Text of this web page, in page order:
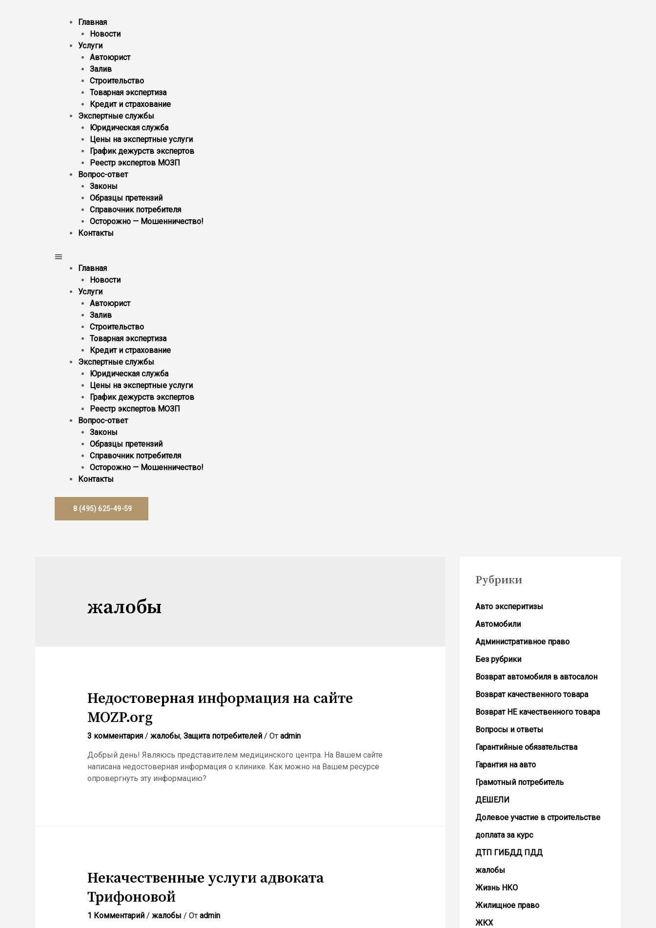
Главная
Новости
Услуги
Автоюрист
Залив
Строительство
Товарная экспертиза
Кредит и страхование
Экспертные службы
Юридическая служба
Цены на экспертные услуги
График дежурств экспертов
Реестр экcпертов МОЗП
Вопрос-ответ
Законы
Образцы претензий
Справочник потребителя
Осторожно — Мошенничество!
Контакты
Главная
Новости
Услуги
Автоюрист
Залив
Строительство
Товарная экспертиза
Кредит и страхование
Экспертные службы
Юридическая служба
Цены на экспертные услуги
График дежурств экспертов
Реестр экcпертов МОЗП
Вопрос-ответ
Законы
Образцы претензий
Справочник потребителя
Осторожно — Мошенничество!
Контакты
8 (495) 625-49-59
жалобы
Недостоверная информация на сайте
MOZP.org
3 комментария / жалобы, Защита потребителей/ От admin
Добрый день! Являюсь представителем медицинского центра. На Вашем сайте
написана недостоверная информация о клинике. Как можно на Вашем ресурсе
опровергнуть эту информацию?
Некачественные услуги адвоката
Трифоновой
1 Комментарий / жалобы / От admin
Рубрики
Авто эксперитизы
Автомобили
Административное право
Без рубрики
Возврат автомобиля в автосалон
Возврат кaчественного товара
Возврат НЕ качественного товара
Вопросы и ответы
Гарантийные обязательства
Гарантия на авто
Грамотный потребитель
ДЕШЕЛИ
Долевое участие в строительстве
доплата за курс
ДТП ГИБДД ПДД
жалобы
Жизнь НКО
Жилищное право
ЖКХ